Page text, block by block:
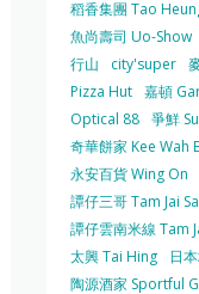
稻香集團 Tao
魚尚壽司 Uo-Show
行山
city'super
Pizza Hut 嘉頓
Optical 88 爭鮮
奇華餅家 Kee Wah
永安百貨 Wing On
譚仔三哥 Tam Jai
譚仔雲南米線 Tam
太興 Tai Hing
日
陶源酒家 Sportful